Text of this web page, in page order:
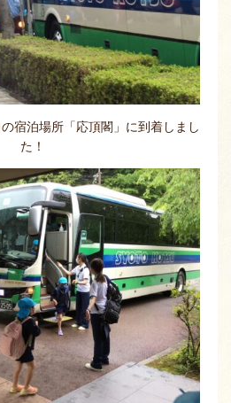
宿泊場所「応頂閣」に到着しまし
た！